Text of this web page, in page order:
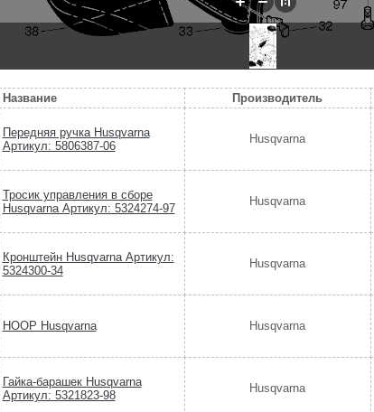
Название Производитель
Передняя ручка Husqvarna
Артикул: 5806387-06
Husqvarna
Тросик управления в сборе
Husqvarna Артикул: 5324274-97
Husqvarna
Кронштейн Husqvarna Артикул:
5324300-34
Husqvarna
HOOP Husqvarna Husqvarna
Гайка-барашек Husqvarna
Артикул: 5321823-98
Husqvarna